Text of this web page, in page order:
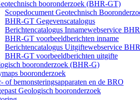
booronderzoek (BHR-GT)
Scopedocument Geotechnisch
BHR-GT Gegevenscatalogus
Berichtencatalogus Innamewebservice
BHR-GT voorbeeldberichten inname
Berichtencatalogus Uitgiftewebservice
BHR-GT voorbeeldberichten uitgifte
booronderzoek (BHR-G)
booronderzoek
of bemonsteringsapparaten en de BRO
Geologisch booronderzoek